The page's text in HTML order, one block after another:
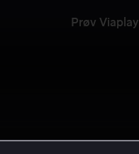
Prøv Viaplay